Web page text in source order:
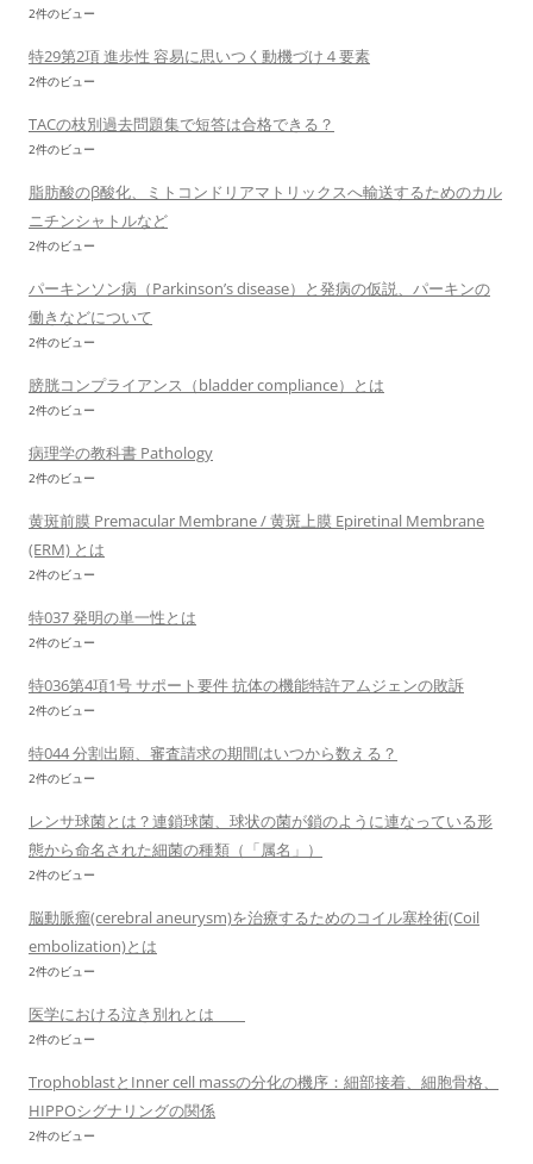
2件のビュー
特29第2項 進歩性 容易に思いつく動機づけ４要素
2件のビュー
TACの枝別過去問題集で短答は合格できる？
2件のビュー
脂肪酸のβ酸化、ミトコンドリアマトリックスへ輸送するためのカル
ニチンシャトルなど
2件のビュー
パーキンソン病（Parkinson’s disease）と発病の仮説、パーキンの
働きなどについて
2件のビュー
膀胱コンプライアンス（bladder compliance）とは
2件のビュー
病理学の教科書 Pathology
2件のビュー
黄斑前膜 Premacular Membrane / 黄斑上膜 Epiretinal Membrane
(ERM) とは
2件のビュー
特037 発明の単一性とは
2件のビュー
特036第4項1号 サポート要件 抗体の機能特許アムジェンの敗訴
2件のビュー
特044 分割出願、審査請求の期間はいつから数える？
2件のビュー
レンサ球菌とは？連鎖球菌、球状の菌が鎖のように連なっている形
態から命名された細菌の種類（「属名」）
2件のビュー
脳動脈瘤(cerebral aneurysm)を治療するためのコイル塞栓術(Coil
embolization)とは
2件のビュー
医学における泣き別れとは
2件のビュー
TrophoblastとInner cell massの分化の機序：細部接着、細胞骨格、
HIPPOシグナリングの関係
2件のビュー